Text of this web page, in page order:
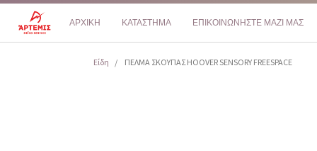
ΑΡΧΙΚΗ ΚΑΤΑΣΤΗΜΑ ΕΠΙΚΟΙΝΩΝΗΣΤΕ ΜΑΖΙ ΜΑΣ
Είδη ΠΕΛΜΑ ΣΚΟΥΠΑΣ HOOVER SENSORY FREESPACE